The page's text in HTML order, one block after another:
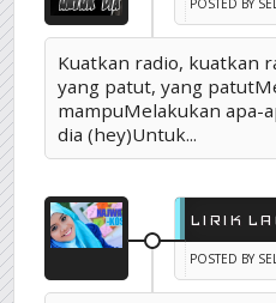
POSTED BY
Kuatkan radio, kuatkan
yang patut, yang
mampuMelakukan apa-
dia (hey)Untuk...
LIRIK
POSTED BY